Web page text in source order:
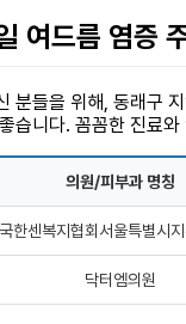
여드름 염증
분들을 위해, 동래구
습니다. 꼼꼼한 진료
의원/피부과 명칭
한센복지협회서울특별시
닥터엠의원